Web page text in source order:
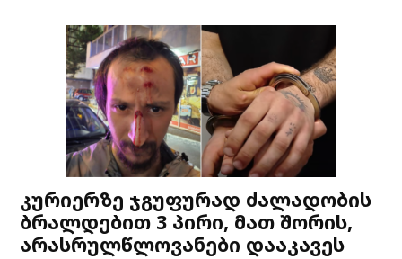
კურიერზე ჯგუფურად ძალადობის
ბრალდებით 3 პირი, მათ შორის,
არასრულწლოვანები დააკავეს